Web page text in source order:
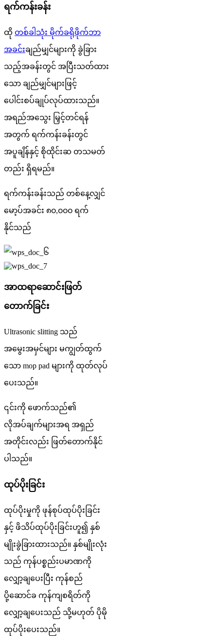
ရက်ကန်းခန်း
ထို တစ်ခါသုံး မိုက်ခရိုဖိုက်ဘာ
အခင်းချည်မျှင်များကို ခွဲခြား
သည့်အခန်းတွင် အပြီးသတ်ထား
သော ချည်မျှင်များဖြင့်
ပေါင်းစပ်ချုပ်လုပ်ထားသည်။
အရည်အသွေး မြှင့်တင်ရန်
အတွက် ရက်ကန်းခန်းတွင်
အပူချိန်နှင့် စိုထိုင်းဆ တသမတ်
တည်း ရှိရမည်။
ရက်ကန်းခန်းသည် တစ်နေ့လျှင်
မော့ပ်အခင်း ၈၀,၀၀၀ ရက်
နိုင်သည်
အာထရာဆောင်းဖြတ်
တောက်ခြင်း
Ultrasonic slitting သည်
အမွေးအမှင်များ မကျွတ်ထွက်
သော mop pad များကို ထုတ်လုပ်
ပေးသည်။
၎င်းကို ဖောက်သည်၏
လိုအပ်ချက်များအရ အရှည်
အတိုင်းလည်း ဖြတ်တောက်နိုင်
ပါသည်။
ထုပ်ပိုးခြင်း
ထုပ်ပိုးမှုကို ဖုန်စုပ်ထုပ်ပိုးခြင်း
နှင့် ဖိသိပ်ထုပ်ပိုးခြင်းဟူ၍ နှစ်
မျိုးခွဲခြားထားသည်။ နှစ်မျိုးလုံး
သည် ကုန်ပစ္စည်းပမာဏကို
လျှော့ချပေးပြီး ကုန်စည်
ပို့ဆောင်ခ ကုန်ကျစရိတ်ကို
လျှော့ချပေးသည် သို့မဟုတ် ပိုမို
ထုပ်ပိုးပေးသည်။